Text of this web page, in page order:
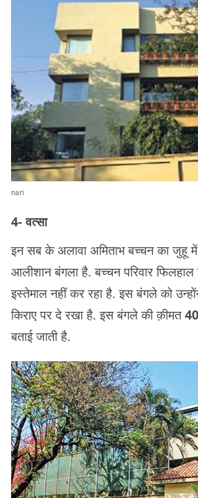
nari
4- वत्सा
इन सब के अलावा अमिताभ बच्चन का जुहू में
आलीशान बंगला है. बच्चन परिवार फिलहाल
इस्तेमाल नहीं कर रहा है. इस बंगले को
किराए पर दे रखा है. इस बंगले की क़ीमत
बताई जाती है.